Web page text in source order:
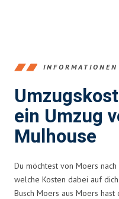
INFORMATIONEN
ein Umzug
Mulhouse
Du möchtest von Moers
welche Kosten dabei auf
Busch Moers aus Moers